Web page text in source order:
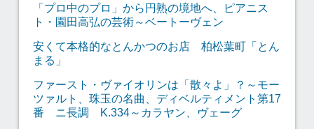
「プロ中のプロ」から円熟の境地へ、ピアニス
ト・園田高弘の芸術～ベートーヴェン
安くて本格的なとんかつのお店 柏松葉町「とん
まる」
ファースト・ヴァイオリンは「散々よ」？～モー
ツァルト、珠玉の名曲、ディベルティメント第17
番 ニ長調 K.334～カラヤン、ヴェーグ